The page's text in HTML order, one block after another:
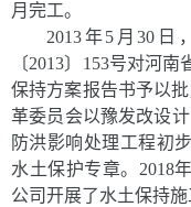
月完工。
2013年5 月30 日
〔2013〕 153号对河南
保持方案报告书予以批
革委员会以豫发改设
防洪影响处理工程初
水土保护专章。 2018年
公司开展了水土保持施